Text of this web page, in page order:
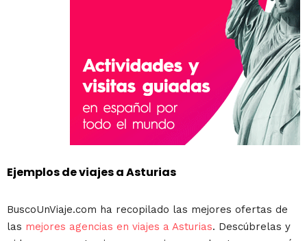
Ejemplos de viajes a Asturias
BuscoUnViaje.com ha recopilado las mejores ofertas de
las mejores agencias en viajes a Asturias. Descúbrelas y